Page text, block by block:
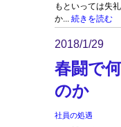
もといっては失
か... 続きを読む
2018/1/29
春闘で
のか
社員の処遇